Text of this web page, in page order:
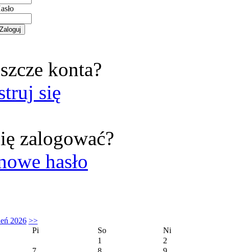
konta?
się
zalogować?
hasło
2026 >>
Pi
So
Ni
1
2